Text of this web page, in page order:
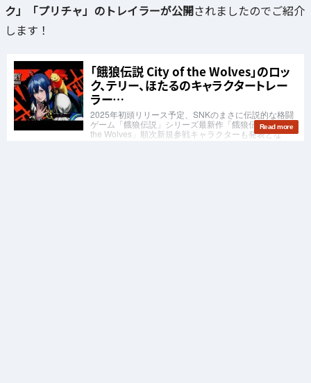
ク」「プリチャ」のトレイラーが公開されましたのでご紹介
します！